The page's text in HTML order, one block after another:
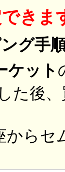
きま
グ手
ケット
た後
らセ